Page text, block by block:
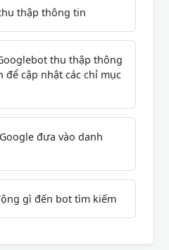
thập thông tin
thu thập thông
cập nhật các chỉ mục
đưa vào danh
gì đến bot tìm kiếm